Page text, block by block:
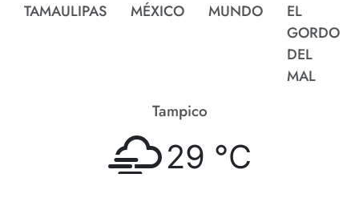
TAMAULIPAS MÉXICO MUNDO
EL
GORDO
DEL
MAL
Tampico
29 °C